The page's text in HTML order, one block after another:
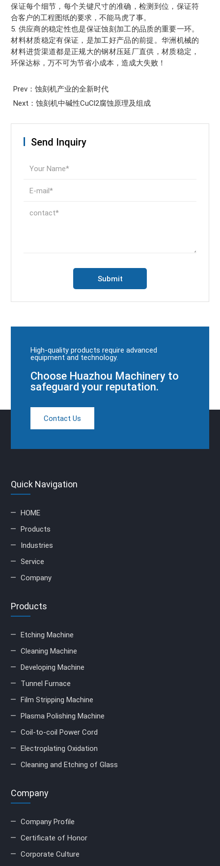
保证每个细节，每个关键尺寸的准确，检测到位，保证符
合客户的工程图纸的要求，不能马虎了事。
5. 供应商的稳定性也是保证蚀刻加工的品质的重要一环。
材料材质稳定有保证，是加工好产品的前提。华洲机械的
材料进货渠道都是正规大的钢材压延厂直供，材质稳定，
环保达标，万不可为节省小成本，造成大失败！
Prev：蚀刻机产业的全新时代
Next：蚀刻机中碱性CuCl2腐蚀原理及组成
Send Inquiry
High-quality products require advanced
equipment and technology.
Choose Huazhou Machinery to
safeguard your reputation.
Contact Us
Quick Navigation
HOME
Products
Industries
Service
Company
Products
Etching Machine
Cleaning Machine
Developing Machine
Tunnel Furnace
Film Stripping Machine
Plasma Polishing Machine
Coil-to-coil Power Cord
Electroplating Oxidation
Cleaning and Etching of Glass
Company
Company Profile
Certificate of Honor
Corporate Culture